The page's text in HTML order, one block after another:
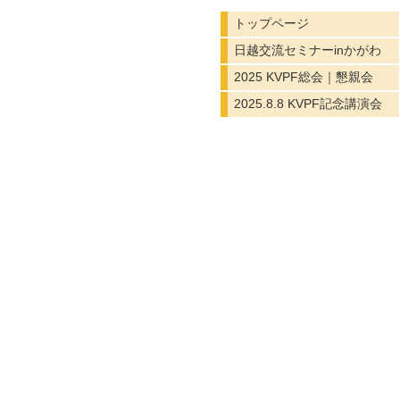
トップページ
日越交流セミナーinかがわ
2025 KVPF総会｜懇親会
2025.8.8 KVPF記念講演会